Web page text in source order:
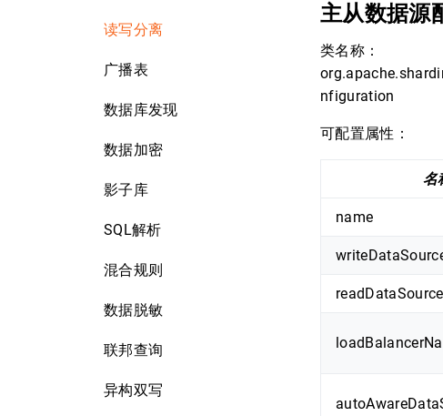
读写分离
广播表
数据库发现
数据加密
影子库
SQL解析
混合规则
数据脱敏
联邦查询
异构双写
主从数据源
类名称：
nfiguration
可配置属性：
名
name